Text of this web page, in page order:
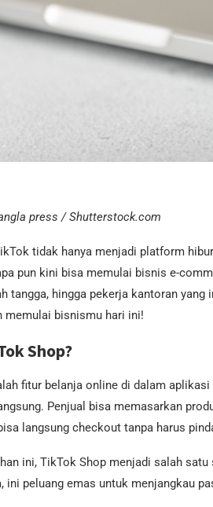
press / Shutterstock.com
tidak hanya menjadi platform
pun kini bisa memulai bisnis e-
tangga, hingga pekerja kantoran
memulai bisnismu hari ini!
Shop?
fitur belanja online di dalam
Penjual bisa memasarkan
langsung checkout tanpa harus
ini, TikTok Shop menjadi salah
ini peluang emas untuk menjangkau